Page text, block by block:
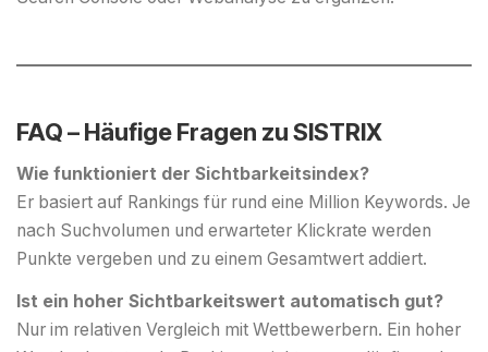
FAQ – Häufige Fragen zu SISTRIX
Wie funktioniert der Sichtbarkeitsindex?
Er basiert auf Rankings für rund eine Million Keywords. Je
nach Suchvolumen und erwarteter Klickrate werden
Punkte vergeben und zu einem Gesamtwert addiert.
Ist ein hoher Sichtbarkeitswert automatisch gut?
Nur im relativen Vergleich mit Wettbewerbern. Ein hoher